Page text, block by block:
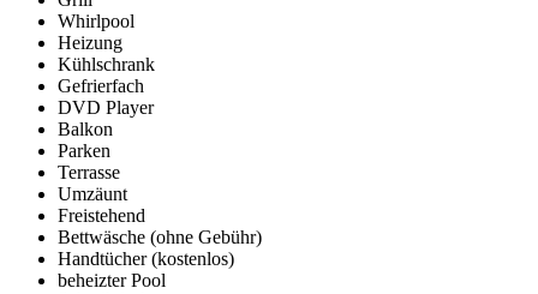
Whirlpool
Heizung
Kühlschrank
Gefrierfach
DVD Player
Balkon
Parken
Terrasse
Umzäunt
Freistehend
Bettwäsche (ohne Gebühr)
Handtücher (kostenlos)
beheizter Pool